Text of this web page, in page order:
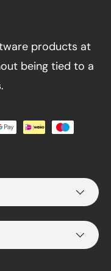
products at
being tied to a